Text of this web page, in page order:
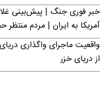
خبر فوری جنگ | پیش‌بینی
آمریکا به ایران | مردم منتظر
واقعیت ماجرای واگذاری
از دریای خزر